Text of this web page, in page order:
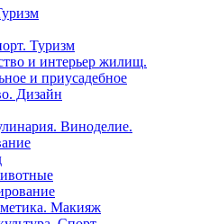
Туризм
и интерьер жилищ.
и приусадебное
Дизайн
Виноделие.
Макияж